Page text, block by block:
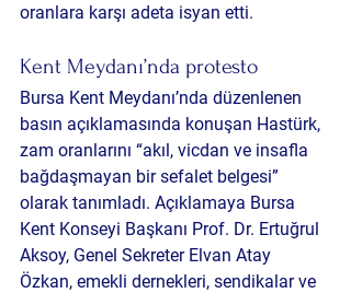
oranlara karşı adeta isyan etti.
Kent Meydanı’nda protesto
Bursa Kent Meydanı’nda düzenlenen
basın açıklamasında konuşan Hastürk,
zam oranlarını “akıl, vicdan ve insafla
bağdaşmayan bir sefalet belgesi”
olarak tanımladı. Açıklamaya Bursa
Kent Konseyi Başkanı Prof. Dr. Ertuğrul
Aksoy, Genel Sekreter Elvan Atay
Özkan, emekli dernekleri, sendikalar ve